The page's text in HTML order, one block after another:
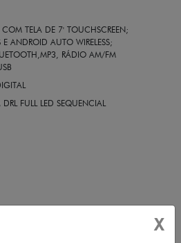
TELA DE 7' TOUCHSCREEN;
E ANDROID AUTO WIRELESS;
RÁDIO AM/FM
FULL LED SEQUENCIAL
X